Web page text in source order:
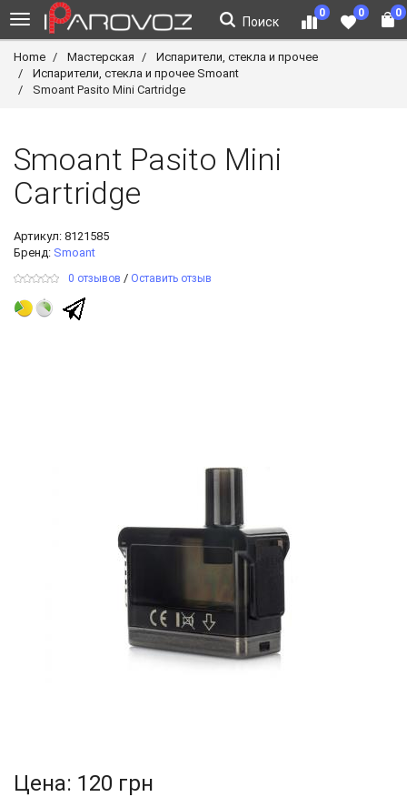
Поиск
0 0 0
Home Мастерская
Испарители, стекла и прочее
Испарители, стекла и прочее Smoant
Smoant Pasito Mini Cartridge
Smoant Pasito Mini
Cartridge
Артикул: 8121585
Бренд: Smoant
0 отзывов / Оставить отзыв
Цена: 120 грн